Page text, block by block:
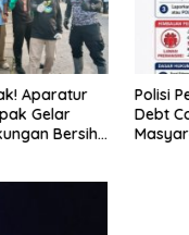
Penindakan
Nakal,
Diminta Berani